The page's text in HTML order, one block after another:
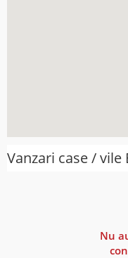
Vanzari case /
Nu